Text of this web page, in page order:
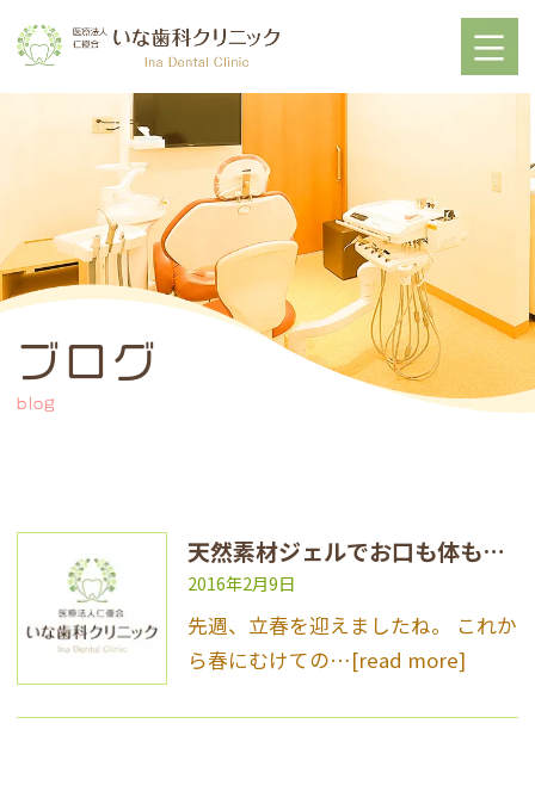
ブログ
blog
天然素材ジェルでお口も体も健康に！
2016年2月9日
先週、立春を迎えましたね。 これか
ら春にむけての…[read more]